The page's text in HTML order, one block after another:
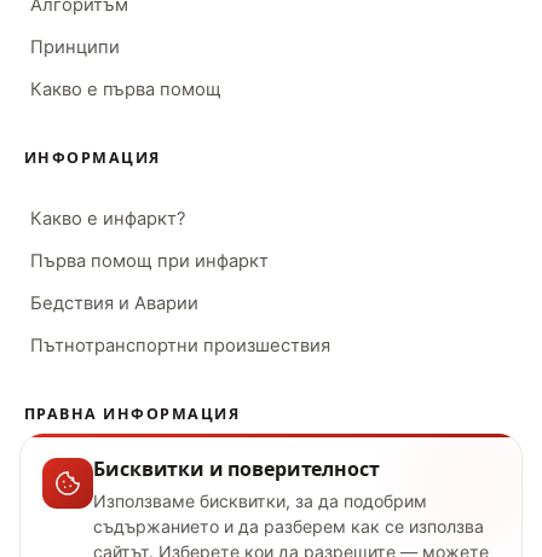
Алгоритъм
Принципи
Какво е първа помощ
ИНФОРМАЦИЯ
Какво е инфаркт?
Първа помощ при инфаркт
Бедствия и Аварии
Пътнотранспортни произшествия
ПРАВНА ИНФОРМАЦИЯ
Условия за ползване
Бисквитки и поверителност
Използваме бисквитки, за да подобрим
съдържанието и да разберем как се използва
сайтът. Изберете кои да разрешите — можете